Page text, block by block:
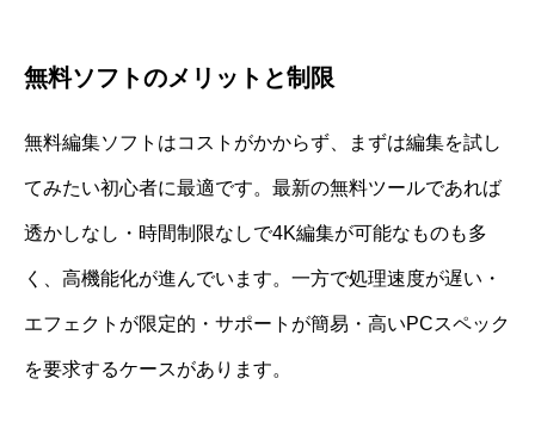
無料ソフトのメリットと制限
無料編集ソフトはコストがかからず、まずは編集を試し
てみたい初心者に最適です。最新の無料ツールであれば
透かしなし・時間制限なしで4K編集が可能なものも多
く、高機能化が進んでいます。一方で処理速度が遅い・
エフェクトが限定的・サポートが簡易・高いPCスペック
を要求するケースがあります。